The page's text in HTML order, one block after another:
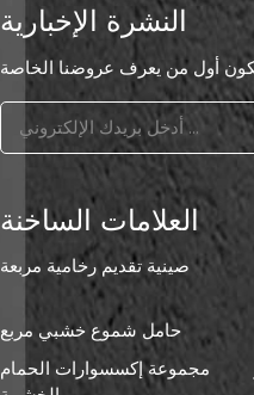
النشرة الإخبارية
العلامات الساخنة
صينية تقديم رخامية مربعة
حامل شموع خشبي مربع
مجموعة إكسسوارات الحمام